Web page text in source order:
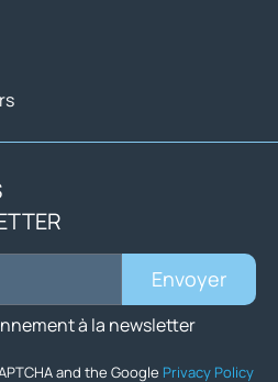
and the Google Privacy Policy
à la newsletter
Envoyer